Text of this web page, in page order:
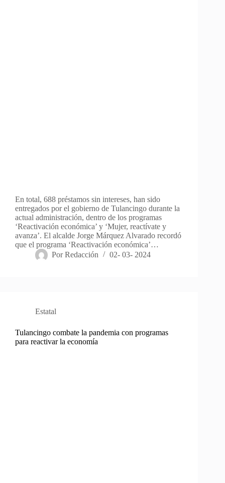
En total, 688 préstamos sin intereses, han sido
entregados por el gobierno de Tulancingo durante la
actual administración, dentro de los programas
‘Reactivación económica’ y ‘Mujer, reactívate y
avanza’. El alcalde Jorge Márquez Alvarado recordó
que el programa ‘Reactivación económica’…
Por Redacción 02- 03- 2024
Estatal
Tulancingo combate la pandemia con programas
para reactivar la economía